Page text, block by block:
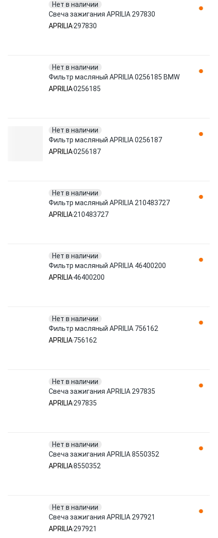
Нет в наличии
Свеча зажигания APRILIA 297830
APRILIA297830
Нет в наличии
Фильтр масляный APRILIA 0256185 BMW
APRILIA0256185
Нет в наличии
Фильтр масляный APRILIA 0256187
APRILIA0256187
Нет в наличии
Фильтр масляный APRILIA 210483727
APRILIA210483727
Нет в наличии
Фильтр масляный APRILIA 46400200
APRILIA46400200
Нет в наличии
Фильтр масляный APRILIA 756162
APRILIA756162
Нет в наличии
Свеча зажигания APRILIA 297835
APRILIA297835
Нет в наличии
Свеча зажигания APRILIA 8550352
APRILIA8550352
Нет в наличии
Свеча зажигания APRILIA 297921
APRILIA297921